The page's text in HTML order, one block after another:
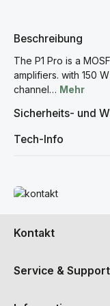
Beschreibung
The P1 Pro is a
amplifiers. with 150
channel… Mehr
Sicherheits- und
Tech-Info
Mehr erfahren
Kontakt
Service & Support